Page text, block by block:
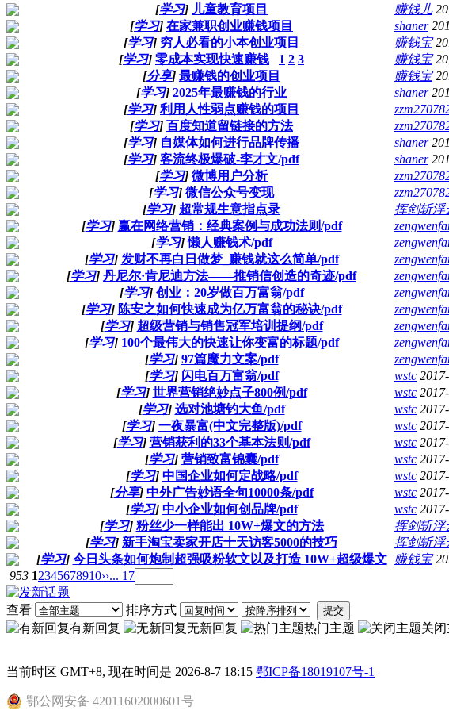
[学习] 儿童教育项目 赚钱儿
[学习] 在家兼职创业赚钱项目 shaner
[学习] 穷人必看的小本创业项目 赚钱宝
[学习] 零成本实现快速赚钱 1 2 3 赚钱宝
[分享] 最赚钱的创业项目 赚钱宝
[学习] 2025年最赚钱的行业 shaner
[学习] 利用人性弱点赚钱的项目
[学习] 百度知道留链接的方法
[学习] 自媒体如何进行品牌传播 shaner
[学习] 客流终极爆破-李才文/pdf shaner
[学习] 微博用户分析
[学习] 微信公众号变现
[学习] 超常规生意指点录 挥剑斩浮
[学习] 赢在网络营销：经典案例与成功法则/pdf
[学习] 懒人赚钱术/pdf
[学习] 发财不再白日做梦_赚钱就这么简单/pdf
[学习] 丹尼尔·肯尼迪方法——推销信创造的奇迹/pdf
[学习] 创业：20岁做百万富翁/pdf
[学习] 陈安之如何快速成为亿万富翁的秘诀/pdf
[学习] 超级营销与销售冠军培训提纲/pdf
[学习] 100个最伟大的快速让你变富的标题/pdf
[学习] 97篇魔力文案/pdf
[学习] 闪电百万富翁/pdf wstc
[学习] 世界营销绝妙点子800例/pdf wstc
[学习] 选对池塘钓大鱼/pdf wstc
[学习] 一夜暴富(中文完整版)/pdf wstc
[学习] 营销获利的33个基本法则/pdf wstc
[学习] 营销致富锦囊/pdf wstc
[学习] 中国企业如何定战略/pdf wstc
[分享] 中外广告妙语全句10000条/pdf wstc
[学习] 中小企业如何创品牌/pdf wstc
[学习] 粉丝少一样能出 10W+爆文的方法 挥剑斩浮
[学习] 新手淘宝卖家开店十天访客5000的技巧 挥剑斩浮
[学习] 今日头条如何炮制超强吸粉软文以及打造 10W+超级爆文 赚钱宝
953 12345678910››... 17
查看 排序方式 提交
有新回复 无新回复 热门主题 关
当前时区 GMT+8, 现在时间是 2026-8-7 18:15 鄂ICP备18019107号-1
鄂公网安备 42011602000601号